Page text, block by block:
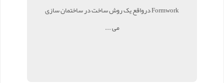
Formwork درواقع یک روش ساخت در ساختمان سازی
می ...